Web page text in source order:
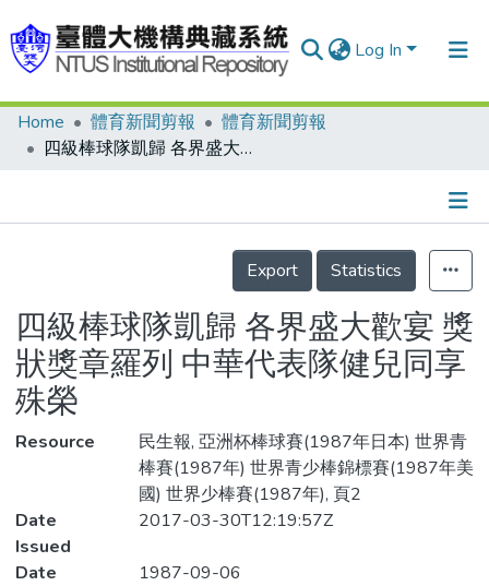
Log In
Communities & Collections
Statistics
Home 體育新聞剪報
體育新聞剪報
四級棒球隊凱歸 各界盛大歡宴 獎狀獎章羅列 中華代表隊健兒同享殊榮
Details
Export
Statistics
四級棒球隊凱歸 各界盛大歡宴 獎
狀獎章羅列 中華代表隊健兒同享
殊榮
Resource
民生報, 亞洲杯棒球賽(1987年日本) 世界青
棒賽(1987年) 世界青少棒錦標賽(1987年美
國) 世界少棒賽(1987年), 頁2
Date
Issued
2017-03-30T12:19:57Z
Date
1987-09-06